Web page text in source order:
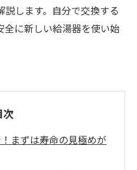
します。自分で交換する
全に新しい給湯器を使い始
次
まずは寿命の見極めが